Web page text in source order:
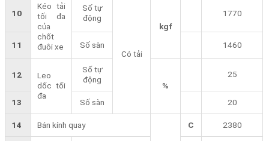
10
Kéo tải
tối đa
của
chốt
đuôi xe
Số tự
động
Có tải
kgf
1770
11 Số sàn 1460
12
Leo
dốc tối
đa
Số tự
động
%
25
13 Số sàn 20
14 Bán kính quay C 2380